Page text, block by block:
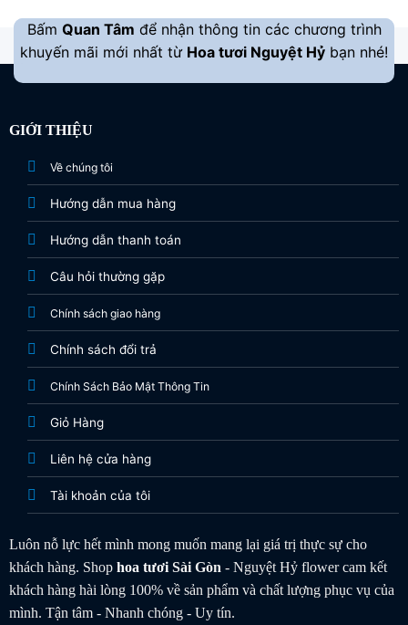
Bấm Quan Tâm để nhận thông tin các chương trình
khuyến mãi mới nhất từ Hoa tươi Nguyệt Hỷ bạn nhé!
GIỚI THIỆU
Về chúng tôi
Hướng dẫn mua hàng
Hướng dẫn thanh toán
Câu hỏi thường gặp
Chính sách giao hàng
Chính sách đổi trả
Chính Sách Bảo Mật Thông Tin
Giỏ Hàng
Liên hệ cửa hàng
Tài khoản của tôi
Luôn nỗ lực hết mình mong muốn mang lại giá trị thực sự cho
khách hàng. Shop hoa tươiSài Gòn - Nguyệt Hỷ flower cam kết
khách hàng hài lòng 100% về sản phẩm và chất lượng phục vụ của
mình. Tận tâm - Nhanh chóng - Uy tín.